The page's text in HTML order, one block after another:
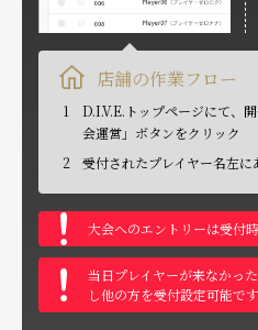
店舗の作業フロー
1
D.I.V.E.トップページにて、
会運営」ボタンをクリック
2
受付されたプレイヤー名左
大会へのエントリーは受付
当日プレイヤーが来なかっ
し他の方を受付設定可能です